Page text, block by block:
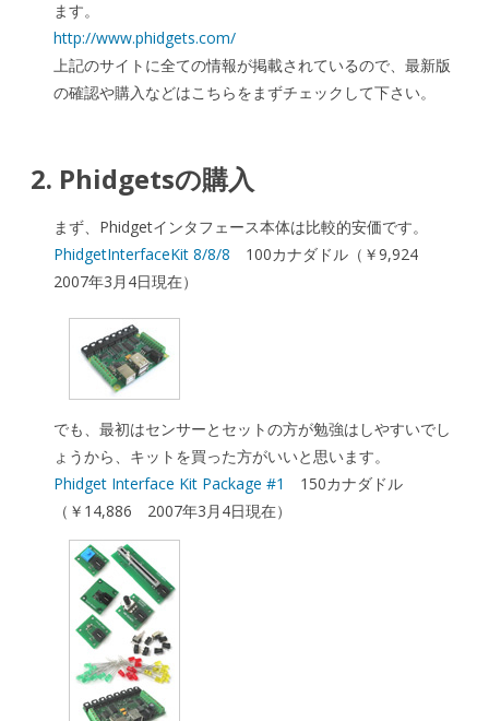
ます。
http://www.phidgets.com/
上記のサイトに全ての情報が掲載されているので、最新版
の確認や購入などはこちらをまずチェックして下さい。
2. Phidgetsの購入
まず、Phidgetインタフェース本体は比較的安価です。
PhidgetInterfaceKit 8/8/8 100カナダドル（￥9,924
2007年3月4日現在）
でも、最初はセンサーとセットの方が勉強はしやすいでし
ょうから、キットを買った方がいいと思います。
Phidget Interface Kit Package #1
150カナダドル
（￥14,886 2007年3月4日現在）